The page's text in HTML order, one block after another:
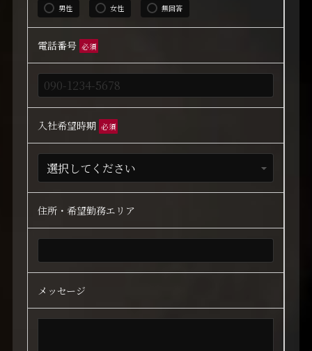
男性 女性 無回答
電話番号 必須
入社希望時期 必須
住所・希望勤務エリア
メッセージ